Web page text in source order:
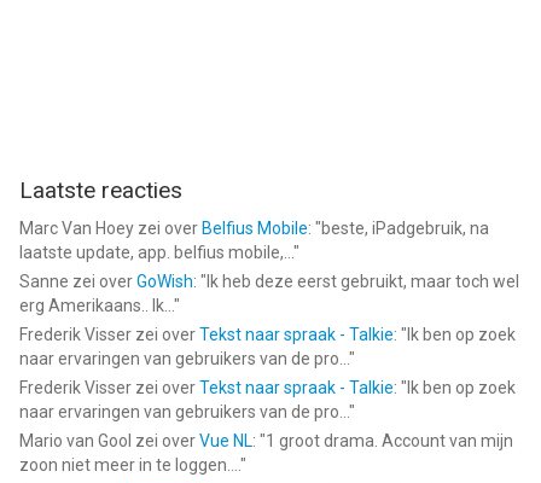
Laatste reacties
Marc Van Hoey zei over Belfius Mobile: "beste, iPadgebruik, na
laatste update, app. belfius mobile,... "
Sanne zei overGoWish: " Ik heb deze eerst gebruikt, maar toch wel
erg Amerikaans.. Ik... "
Frederik Visser zei overTekst naar spraak - Talkie: " Ik ben op zoek
naar ervaringen van gebruikers van de pro... "
Frederik Visser zei overTekst naar spraak - Talkie: " Ik ben op zoek
naar ervaringen van gebruikers van de pro... "
Mario van Gool zei overVue NL: "1 groot drama. Account van mijn
zoon niet meer in te loggen.... "